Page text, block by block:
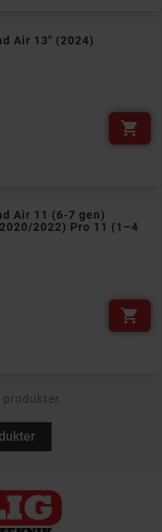
Air 13" (2024)

Air 11 (6-7 gen)
2022) Pro 11 (1–4
